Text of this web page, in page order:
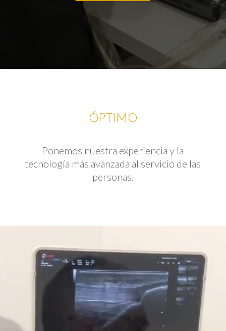
ÓPTIMO
Ponemos nuestra experiencia y la
tecnología más avanzada al servicio de las
personas.